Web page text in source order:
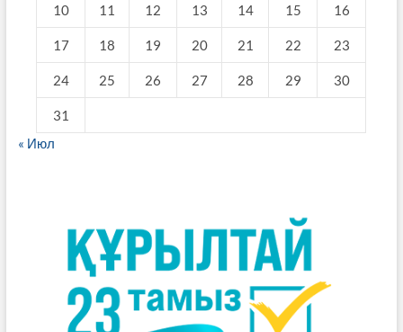
10 11 12 13 14 15 16
17 18 19 20 21 22 23
24 25 26 27 28 29 30
31
« Июл